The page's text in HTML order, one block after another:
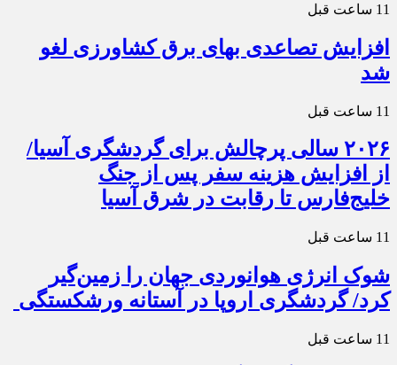
11 ساعت قبل
افزایش تصاعدی بهای برق کشاورزی لغو
شد
11 ساعت قبل
۲۰۲۶ سالی پرچالش برای گردشگری آسیا/
از افزایش هزینه سفر پس از جنگ
خلیج‌فارس تا رقابت در شرق آسیا
11 ساعت قبل
شوک انرژی هوانوردی جهان را زمین‌گیر
کرد/ گردشگری اروپا در آستانه ورشکستگی
11 ساعت قبل